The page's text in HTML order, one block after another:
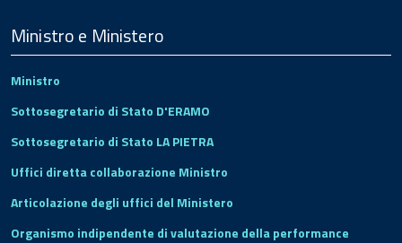
Footer
Ministro e Ministero
Ministro
Sottosegretario di Stato D'ERAMO
Sottosegretario di Stato LA PIETRA
Uffici diretta collaborazione Ministro
Articolazione degli uffici del Ministero
Organismo indipendente di valutazione della performance